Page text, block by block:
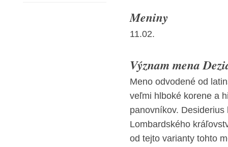
Meniny
11.02.
Význam mena
Meno odvodené od
veľmi hlboké korene a
panovníkov.
Lombardského
od tejto varianty tohto